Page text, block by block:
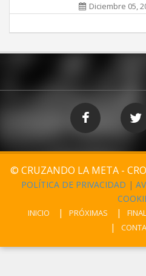
Diciembre 05,
© CRUZANDO LA META -
POLÍTICA DE PRIVACIDAD |
INICIO PRÓXIMAS